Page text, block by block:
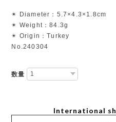
✴︎ Diameter：5.7×4.3×1.8cm
✴︎ Weight：84.3g
✴︎ Origin：Turkey
No.240304
数量
International